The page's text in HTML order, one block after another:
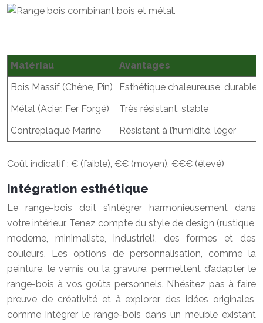
Matériau
Avantages
Bois Massif (Chêne, Pin)
Esthétique chaleureuse, durable
Métal (Acier, Fer Forgé)
Très résistant, stable
Contreplaqué Marine
Résistant à l’humidité, léger
Coût indicatif : € (faible), €€ (moyen), €€€ (élevé)
Intégration esthétique
Le range-bois doit s’intégrer harmonieusement dans
votre intérieur. Tenez compte du style de design (rustique,
moderne, minimaliste, industriel), des formes et des
couleurs. Les options de personnalisation, comme la
peinture, le vernis ou la gravure, permettent d’adapter le
range-bois à vos goûts personnels. N’hésitez pas à faire
preuve de créativité et à explorer des idées originales,
comme intégrer le range-bois dans un meuble existant